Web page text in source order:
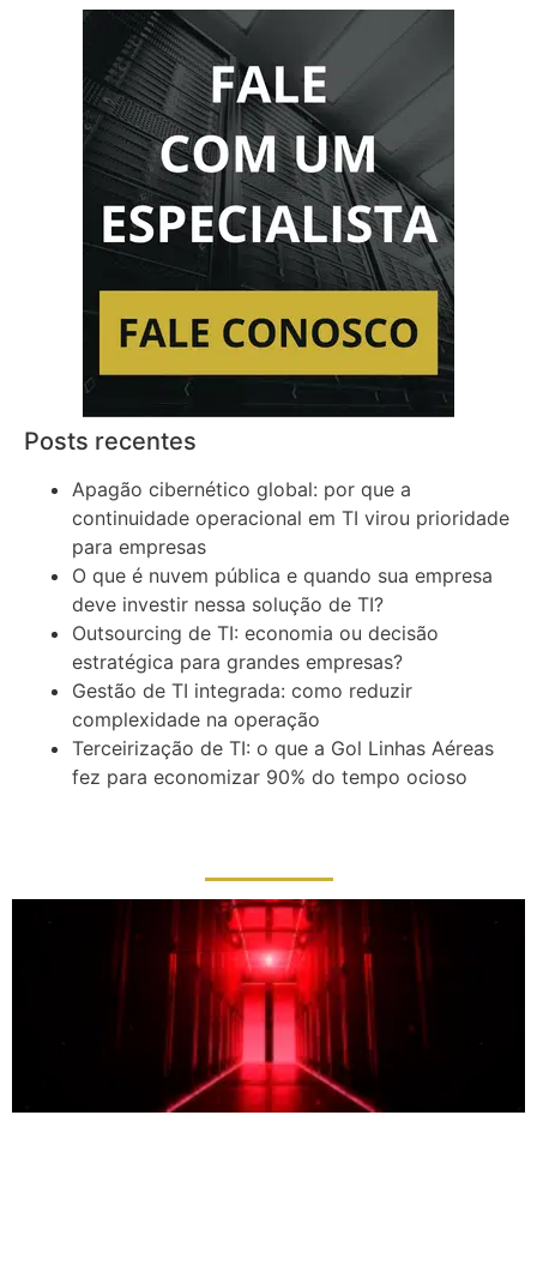
Posts recentes
Apagão cibernético global: por que a
continuidade operacional em TI virou prioridade
para empresas
O que é nuvem pública e quando sua empresa
deve investir nessa solução de TI?
Outsourcing de TI: economia ou decisão
estratégica para grandes empresas?
Gestão de TI integrada: como reduzir
complexidade na operação
Terceirização de TI: o que a Gol Linhas Aéreas
fez para economizar 90% do tempo ocioso